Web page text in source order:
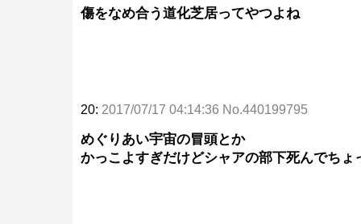
傷をなめ合う道化芝居ってやつよね
20: 2017/07/17 04:14:36 No.440199795
めぐりあい宇宙の冒頭とか
かっこよすぎだけどシャアの部下死んでちょ